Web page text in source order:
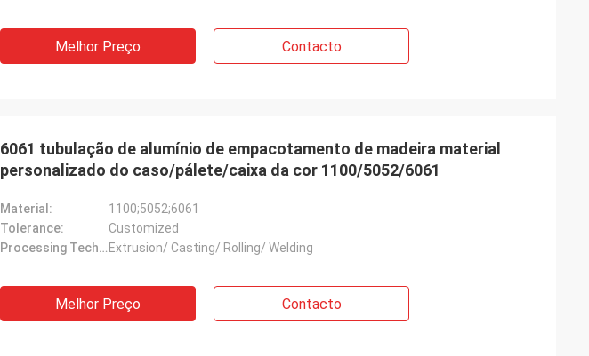
Melhor Preço Contacto
6061 tubulação de alumínio de empacotamento de madeira material
personalizado do caso/pálete/caixa da cor 1100/5052/6061
Material:
1100;5052;6061
Tolerance:
Customized
Processing Technology: Extrusion/ Casting/ Rolling/ Welding
Melhor Preço Contacto